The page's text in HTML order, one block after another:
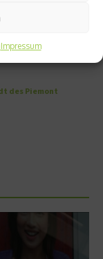
Impressum
des Piemont